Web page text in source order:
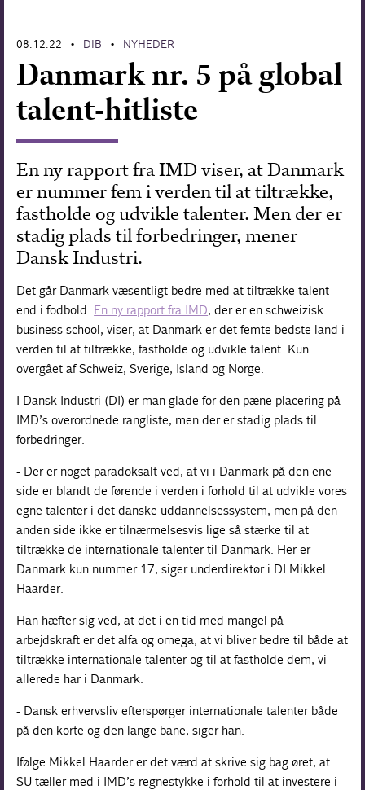
08.12.22 • DIB • NYHEDER
Danmark nr. 5 på global
talent-hitliste
En ny rapport fra IMD viser, at Danmark
er nummer fem i verden til at tiltrække,
fastholde og udvikle talenter. Men der er
stadig plads til forbedringer, mener
Dansk Industri.
Det går Danmark væsentligt bedre med at tiltrække talent
end i fodbold. En ny rapport fra IMD, der er en schweizisk
business school, viser, at Danmark er det femte bedste land i
verden til at tiltrække, fastholde og udvikle talent. Kun
overgået af Schweiz, Sverige, Island og Norge.
I Dansk Industri (DI) er man glade for den pæne placering på
IMD’s overordnede rangliste, men der er stadig plads til
forbedringer.
- Der er noget paradoksalt ved, at vi i Danmark på den ene
side er blandt de førende i verden i forhold til at udvikle vores
egne talenter i det danske uddannelsessystem, men på den
anden side ikke er tilnærmelsesvis lige så stærke til at
tiltrække de internationale talenter til Danmark. Her er
Danmark kun nummer 17, siger underdirektør i DI Mikkel
Haarder.
Han hæfter sig ved, at det i en tid med mangel på
arbejdskraft er det alfa og omega, at vi bliver bedre til både at
tiltrække internationale talenter og til at fastholde dem, vi
allerede har i Danmark.
- Dansk erhvervsliv efterspørger internationale talenter både
på den korte og den lange bane, siger han.
Ifølge Mikkel Haarder er det værd at skrive sig bag øret, at
SU tæller med i IMD’s regnestykke i forhold til at investere i